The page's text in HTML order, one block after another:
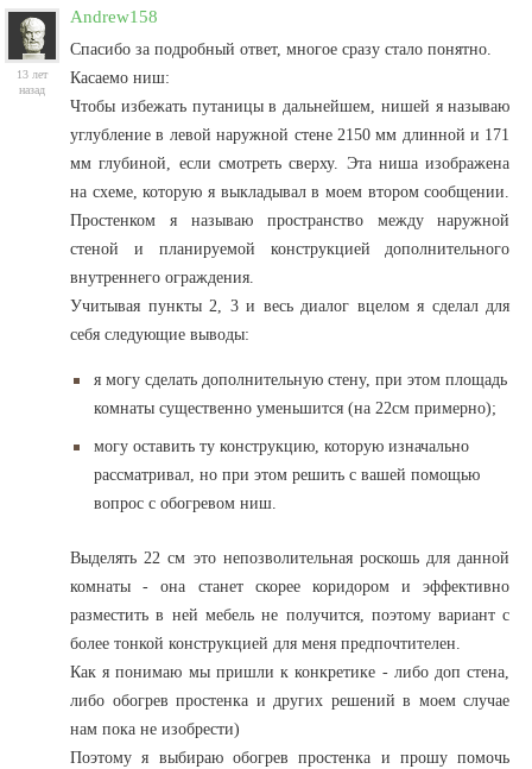
13 лет
назад
Andrew158
Спасибо за подробный ответ, многое сразу стало понятно.
Касаемо ниш:
Чтобы избежать путаницы в дальнейшем, нишей я называю
углубление в левой наружной стене 2150 мм длинной и 171
мм глубиной, если смотреть сверху. Эта ниша изображена
на схеме, которую я выкладывал в моем втором сообщении.
Простенком я называю пространство между наружной
стеной и планируемой конструкцией дополнительного
внутреннего ограждения.
Учитывая пункты 2, 3 и весь диалог вцелом я сделал для
себя следующие выводы:
я могу сделать дополнительную стену, при этом площадь
комнаты существенно уменьшится (на 22см примерно);
могу оставить ту конструкцию, которую изначально
рассматривал, но при этом решить с вашей помощью
вопрос с обогревом ниш.
Выделять 22 см это непозволительная роскошь для данной
комнаты - она станет скорее коридором и эффективно
разместить в ней мебель не получится, поэтому вариант с
более тонкой конструкцией для меня предпочтителен.
Как я понимаю мы пришли к конкретике - либо доп стена,
либо обогрев простенка и других решений в моем случае
нам пока не изобрести)
Поэтому я выбираю обогрев простенка и прошу помочь